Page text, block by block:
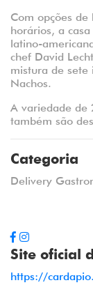
Com opções
horários, a
latino-
chef David
mistura de sete
Nachos.
A variedade de
também são
Categoria
Delivery
Site oficial
https://